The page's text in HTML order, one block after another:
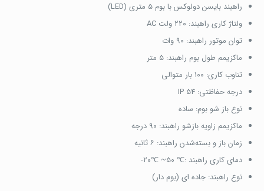
راهبند بایسن دولوکس با بوم 5 متری (LED)
ولتاژ کاری راهبند: ۲۲۰ ولت AC
توان موتور راهبند: ۹۰ وات
ماکزیمم طول بوم راهبند: ۵ متر
تناوب کاری: ۱۰۰ بار متوالی
درجه حفاظتی: IP 54
نوع باز شو بوم: ساده
ماکزیمم زاویه بازشو راهبند: ۹۰ درجه
زمان باز و بسته‌شدن راهبند: ۶ ثانیه
دمای کاری راهبند :℃ ۵۰~ ℃۲۰-
نوع راهبند: جاده ای (بوم دار)